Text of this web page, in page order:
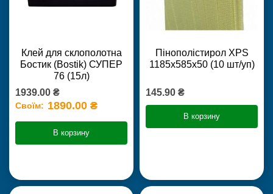
Клей для склополотна
Бостик (Bostik) СУПЕР
76 (15л)
1939.00 ₴
Своїм: 1890.00 ₴
В корзину
Пінополістирол XPS
1185х585х50 (10 шт/уп)
145.90 ₴
В корзину